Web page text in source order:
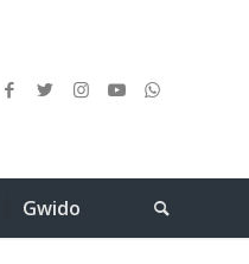
Gwido